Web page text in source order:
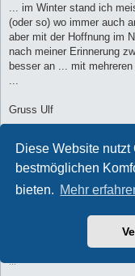
Diese Website
bestmöglichen
bieten. Mehr
... im Winter stand ich
(oder so) wo immer auch
aber mit der Hoffnung im
nach meiner Erinnerung
besser an ... mit
Gruss Ulf
Hanomag, der mit dem
Sisu (finnisch) die positivste
Da ist man ständig dran die
Magirus-Deutz 170D11FA ...
...